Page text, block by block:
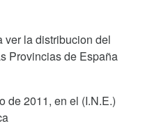
ver la distribucion del
Provincias de España
de 2011, en el (I.N.E.)